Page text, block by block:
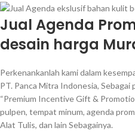
Jual Agenda
desain harga
Perkenankanlah kami dalam
PT. Panca Mitra Indonesia,
“Premium Incentive Gift &
pulpen, tempat minum, agenda
Alat Tulis, dan lain Sebagainya.